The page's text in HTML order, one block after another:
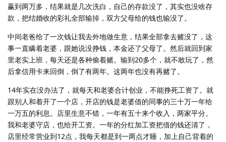
赢到两万多，结果就是几次洗白，自己的存款没了，其实也没啥存
款，把结婚收的彩礼全部输掉，双方父母给的钱也输没了。
中间老爸给了一次钱让我去外地做生意，结果全部拿去赌没了，这
事一直瞒着老婆，跟她说没挣钱，本金还了父母了。然后就回到家
里老实上班，每天还是各种偷着赌。输到20多个，就不敢玩了，然
后拿信用卡来回倒，倒了有两年。这两年也没有再赌了。
14年实在没办法了，就每天和老婆合计创业，不能挣死工资了。就
跟别人和着开了一个店，开店的钱是老婆借的同事的三十万一年给
一万五的利息。店里生意不错，一年有五十来个收入，两家平分。
我和老婆守店，也给开工资。一年的分红加工资把借的钱还清了，
店里经常营业到12点，我每天都是到一两点才睡，加上自己背着的